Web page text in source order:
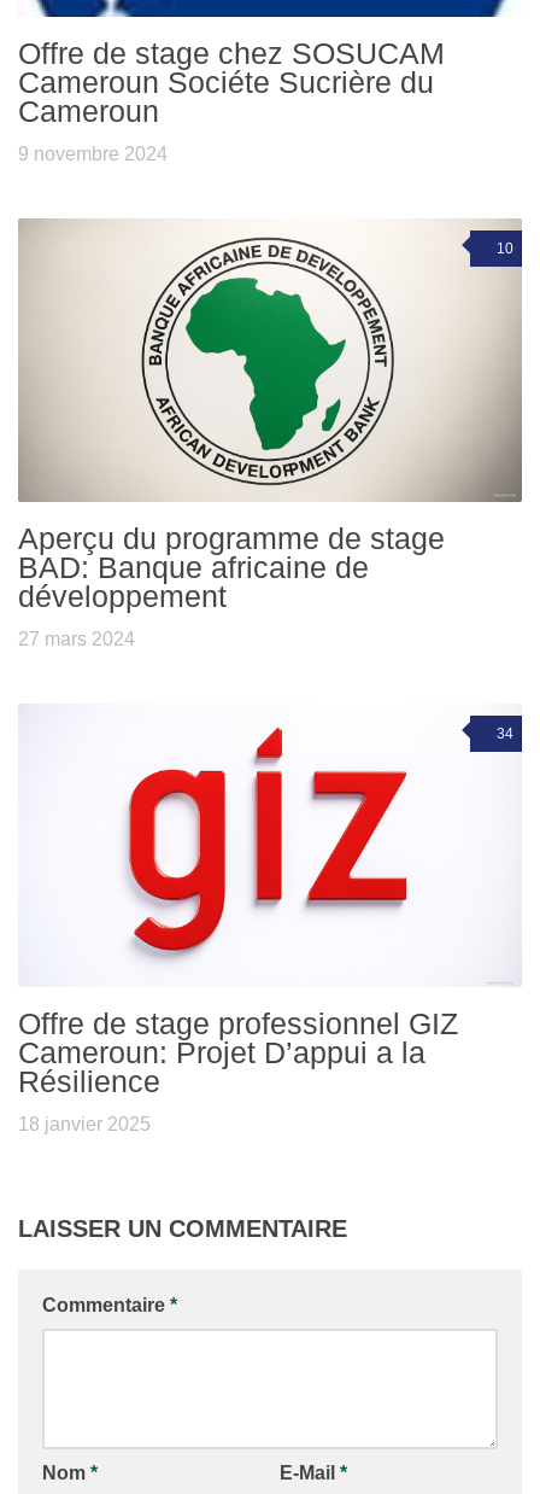
Offre de stage chez SOSUCAM
Cameroun Sociéte Sucrière du
Cameroun
9 novembre 2024
10
Aperçu du programme de stage
BAD: Banque africaine de
développement
27 mars 2024
34
Offre de stage professionnel GIZ
Cameroun: Projet D’appui a la
Résilience
18 janvier 2025
LAISSER UN COMMENTAIRE
Commentaire *
Nom * E-Mail *